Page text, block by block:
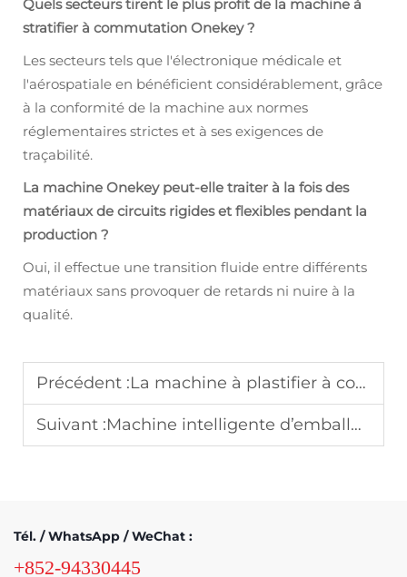
Quels secteurs tirent le plus profit de la machine à
stratifier à commutation Onekey ?
Les secteurs tels que l'électronique médicale et
l'aérospatiale en bénéficient considérablement, grâce
à la conformité de la machine aux normes
réglementaires strictes et à ses exigences de
traçabilité.
La machine Onekey peut-elle traiter à la fois des
matériaux de circuits rigides et flexibles pendant la
production ?
Oui, il effectue une transition fluide entre différents
matériaux sans provoquer de retards ni nuire à la
qualité.
Précédent :La machine à plastifier à commutation Onekey peut-elle s’adapter aux besoins de plusieurs secteurs d’activité ?
Suivant :Machine intelligente d’emballage avec découpe des angles : adaptée à une production allant de petite à grande échelle
Tél. / WhatsApp / WeChat :
+852-94330445